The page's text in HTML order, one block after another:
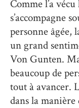
Comme l’a
s’accompagne
personne âgée,
un grand
Von Gunten.
beaucoup de
tout à avancer.
dans la manière